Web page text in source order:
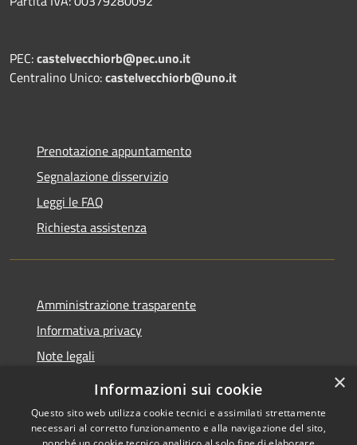
PEC:castelvecchiorb@pec.uno.it
Centralino Unico:castelvecchiorb@uno.it
Prenotazione appuntamento
Segnalazione disservizio
Leggi le FAQ
Richiesta assistenza
Amministrazione trasparente
Informativa privacy
Note legali
Dichiarazione di accessibilità
×
Informazioni sui cookie
Questo sito web utilizza cookie tecnici e assimilati strettamente
necessari al corretto funzionamento e alla navigazione del sito,